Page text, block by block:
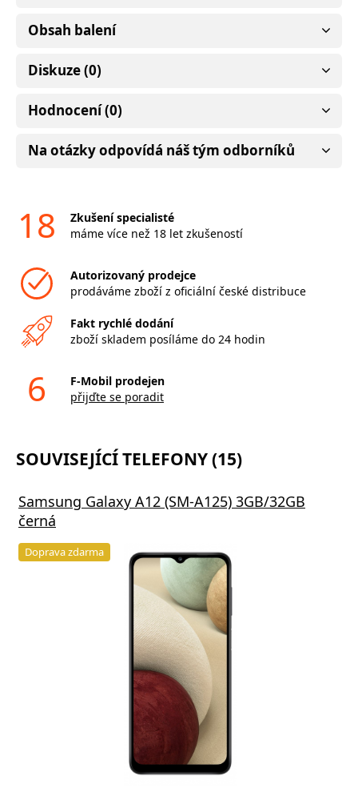
Obsah balení
Diskuze (0)
Hodnocení (0)
Na otázky odpovídá náš tým odborníků
18
Zkušení specialisté
máme více než 18 let zkušeností
Autorizovaný prodejce
prodáváme zboží z oficiální české distribuce
Fakt rychlé dodání
zboží skladem posíláme do 24 hodin
6
F-Mobil prodejen
přijďte se poradit
SOUVISEJÍCÍ TELEFONY (15)
Samsung Galaxy A12 (SM-A125) 3GB/32GB
černá
Doprava zdarma